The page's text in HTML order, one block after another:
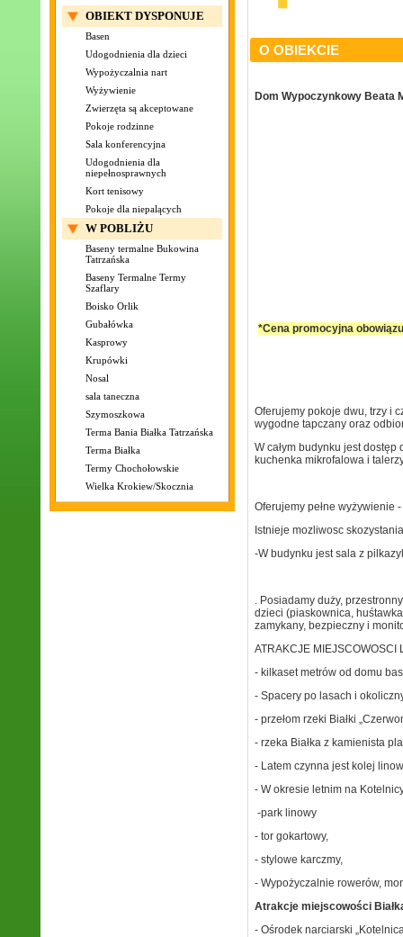
OBIEKT DYSPONUJE
Basen
Udogodnienia dla dzieci
Wypożyczalnia nart
Wyżywienie
Zwierzęta są akceptowane
Pokoje rodzinne
Sala konferencyjna
Udogodnienia dla
niepełnosprawnych
Kort tenisowy
Pokoje dla niepalących
W POBLIŻU
Baseny termalne Bukowina
Tatrzańska
Baseny Termalne Termy
Szaflary
Boisko Orlik
Gubałówka
Kasprowy
Krupówki
Nosal
sala taneczna
Szymoszkowa
Terma Bania Białka Tatrzańska
Terma Białka
Termy Chochołowskie
Wielka Krokiew/Skocznia
O OBIEKCIE
Dom Wypoczynkowy Beata
*Cena promocyjna
Oferujemy pokoje dwu, trzy i
wygodne tapczany oraz
W całym budynku jest
kuchenka mikrofalowa i
Oferujemy pełne wyżywienie
Istnieje mozliwosc
-W budynku jest sala z
. Posiadamy duży,
dzieci (piaskownica,
zamykany, bezpieczny i
ATRAKCJE MIEJSCOWOSCI
- kilkaset metrów od domu
- Spacery po lasach i
- przełom rzeki Białki
- rzeka Białka z kamienista
- Latem czynna jest kolej
- W okresie letnim na
-park linowy
- tor gokartowy,
- stylowe karczmy,
- Wypożyczalnie rowerów,
Atrakcje miejscowości
- Ośrodek narciarski